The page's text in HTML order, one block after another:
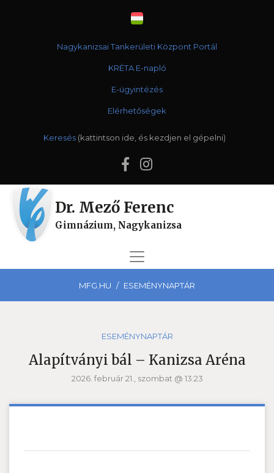
Nagykanizsai Tankerületi Központ Portál
KRÉTA E-napló
E-ügyintézés
Elérhetőségek
Keresés
Dr. Mező Ferenc
Gimnázium, Nagykanizsa
MFG.HU ESEMÉNYNAPTÁR
ESEMÉNYNAPTÁR
Alapítványi bál – Kanizsa Aréna
2026. február 21., szombat @ 13:23